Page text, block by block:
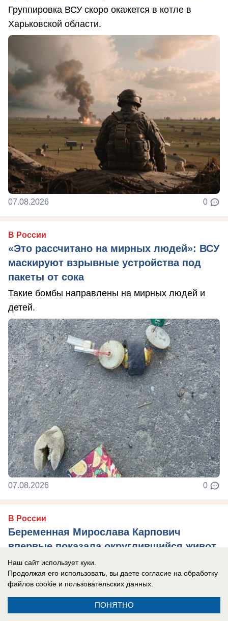
Группировка ВСУ скоро окажется в котле в
Харьковской области.
07.08.2026 0
В России
«Это рассчитано на мирных людей»: ВСУ
маскируют взрывные устройства под
пакеты от сока
Такие бомбы направлены на мирных людей и
детей.
07.08.2026 0
В России
Беременная Мирослава Карпович
впервые показала округлившийся живот
Актриса опубликовала новые снимки в своих
соцсетях
Наш сайт использует куки.
Продолжая его использовать, вы даете согласие на обработку
файлов cookie и пользовательских данных.
ПОНЯТНО